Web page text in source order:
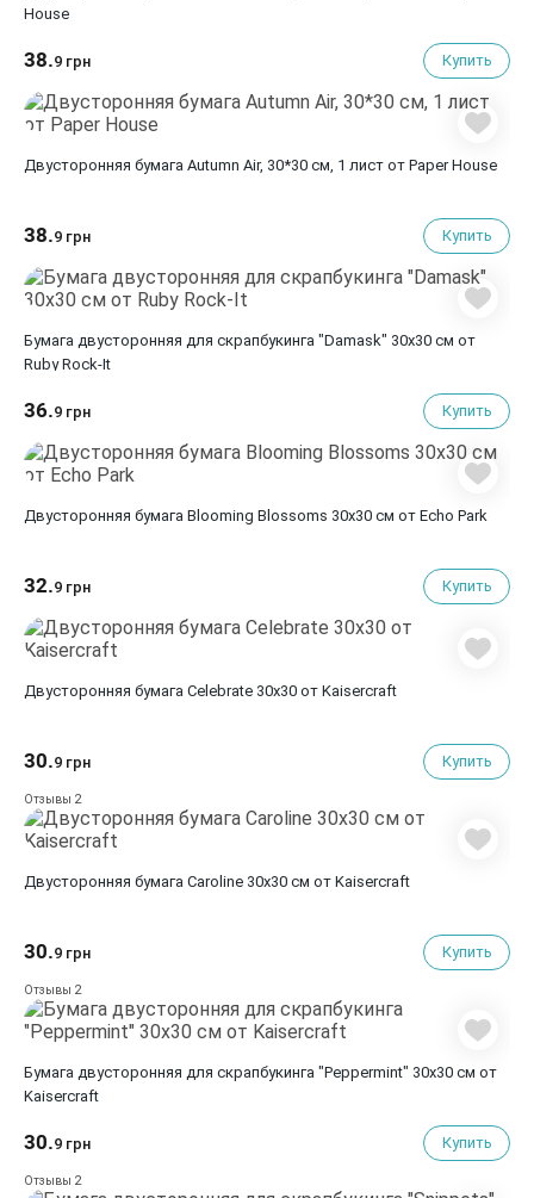
House
38.9 грн Купить
Двусторонняя бумага Autumn Air, 30*30 см, 1 лист от Paper House
38.9 грн Купить
Бумага двусторонняя для скрапбукинга "Damask" 30х30 см от
Ruby Rock-It
36.9 грн Купить
Двусторонняя бумага Blooming Blossoms 30х30 см от Echo Park
32.9 грн Купить
Двусторонняя бумага Celebrate 30х30 от Kaisercraft
30.9 грн Купить
Отзывы 2
Двусторонняя бумага Caroline 30х30 см от Kaisercraft
30.9 грн Купить
Отзывы 2
Бумага двусторонняя для скрапбукинга "Peppermint" 30х30 см от
Kaisercraft
30.9 грн Купить
Отзывы 2